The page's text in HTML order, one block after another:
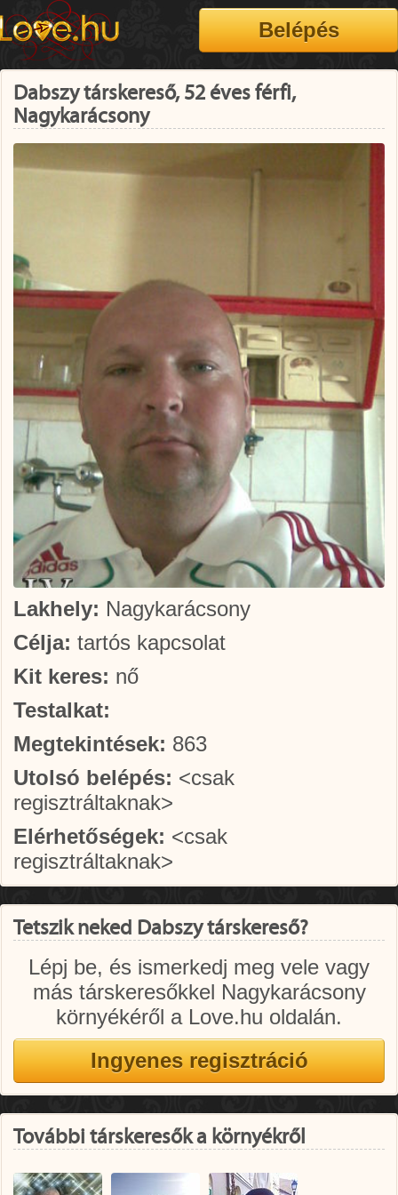
Dabszy társkereső, 52 éves férfi,
Nagykarácsony
Lakhely: Nagykarácsony
Célja: tartós kapcsolat
Kit keres: nő
Testalkat:
Megtekintések: 863
Utolsó belépés: <csak
regisztráltaknak>
Elérhetőségek: <csak
regisztráltaknak>
Tetszik neked Dabszy társkereső?
Lépj be, és ismerkedj meg vele vagy
más társkeresőkkel Nagykarácsony
környékéről a Love.hu oldalán.
További társkeresők a környékről